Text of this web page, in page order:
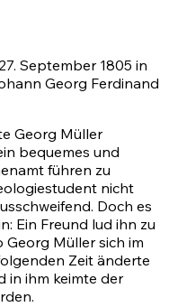
September 1805 in
Georg Ferdinand
Georg Müller
bequemes und
führen zu
nicht
Doch es
Ein Freund lud ihn zu
Georg Müller sich im
Zeit änderte
in ihm keimte der